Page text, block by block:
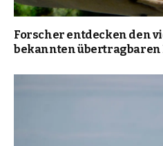
Forscher entdecken den
bekannten übertragbaren